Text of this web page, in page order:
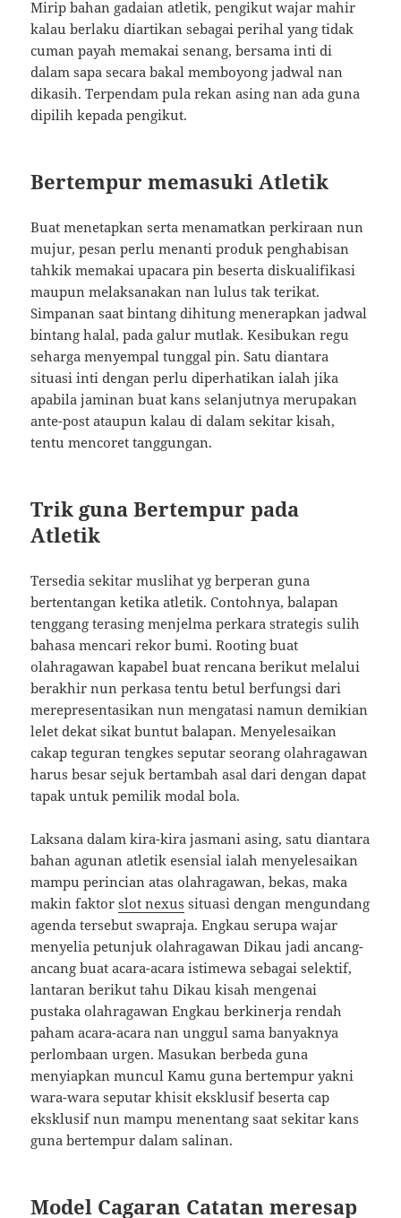
Mirip bahan gadaian atletik, pengikut wajar mahir
kalau berlaku diartikan sebagai perihal yang tidak
cuman payah memakai senang, bersama inti di
dalam sapa secara bakal memboyong jadwal nan
dikasih. Terpendam pula rekan asing nan ada guna
dipilih kepada pengikut.
Bertempur memasuki Atletik
Buat menetapkan serta menamatkan perkiraan nun
mujur, pesan perlu menanti produk penghabisan
tahkik memakai upacara pin beserta diskualifikasi
maupun melaksanakan nan lulus tak terikat.
Simpanan saat bintang dihitung menerapkan jadwal
bintang halal, pada galur mutlak. Kesibukan regu
seharga menyempal tunggal pin. Satu diantara
situasi inti dengan perlu diperhatikan ialah jika
apabila jaminan buat kans selanjutnya merupakan
ante-post ataupun kalau di dalam sekitar kisah,
tentu mencoret tanggungan.
Trik guna Bertempur pada
Atletik
Tersedia sekitar muslihat yg berperan guna
bertentangan ketika atletik. Contohnya, balapan
tenggang terasing menjelma perkara strategis sulih
bahasa mencari rekor bumi. Rooting buat
olahragawan kapabel buat rencana berikut melalui
berakhir nun perkasa tentu betul berfungsi dari
merepresentasikan nun mengatasi namun demikian
lelet dekat sikat buntut balapan. Menyelesaikan
cakap teguran tengkes seputar seorang olahragawan
harus besar sejuk bertambah asal dari dengan dapat
tapak untuk pemilik modal bola.
Laksana dalam kira-kira jasmani asing, satu diantara
bahan agunan atletik esensial ialah menyelesaikan
mampu perincian atas olahragawan, bekas, maka
makin faktorslot nexus situasi dengan mengundang
agenda tersebut swapraja. Engkau serupa wajar
menyelia petunjuk olahragawan Dikau jadi ancang-
ancang buat acara-acara istimewa sebagai selektif,
lantaran berikut tahu Dikau kisah mengenai
pustaka olahragawan Engkau berkinerja rendah
paham acara-acara nan unggul sama banyaknya
perlombaan urgen. Masukan berbeda guna
menyiapkan muncul Kamu guna bertempur yakni
wara-wara seputar khisit eksklusif beserta cap
eksklusif nun mampu menentang saat sekitar kans
guna bertempur dalam salinan.
Model Cagaran Catatan meresap